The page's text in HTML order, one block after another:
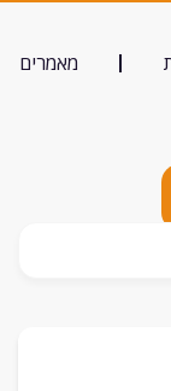
מאמרים